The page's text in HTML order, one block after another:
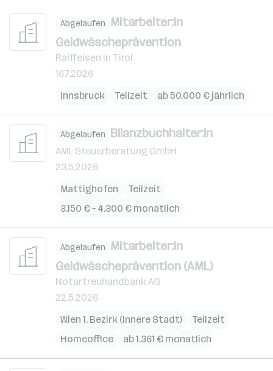
Abgelaufen Mitarbeiter:in
Geldwäscheprävention
Raiffeisen in Tirol
16.7.2026
Innsbruck
Teilzeit ab 50.000 € jährlich
Abgelaufen Bilanzbuchhalter:in
AML Steuerberatung GmbH
23.5.2026
Mattighofen
Teilzeit
3.150 € – 4.300 € monatlich
Abgelaufen Mitarbeiter:in
Geldwäscheprävention (AML)
Notartreuhandbank AG
22.5.2026
Wien 1. Bezirk (Innere Stadt)
Teilzeit
Homeoffice
ab 1.361 € monatlich